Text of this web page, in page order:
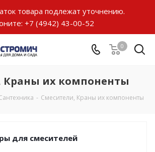
товара подлежат уточнению.
+7 (4942) 43-00-52
0
Краны их компоненты
- Смесители, Краны их компоненты
для смесителей